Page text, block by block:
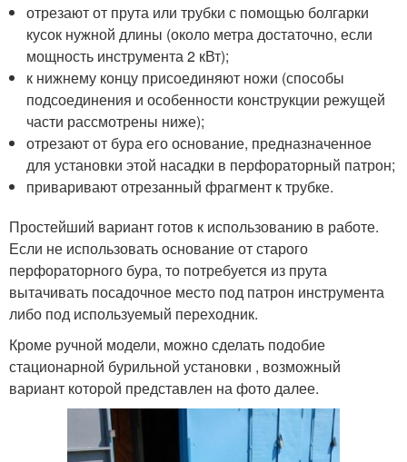
отрезают от прута или трубки с помощью болгарки
кусок нужной длины (около метра достаточно, если
мощность инструмента 2 кВт);
к нижнему концу присоединяют ножи (способы
подсоединения и особенности конструкции режущей
части рассмотрены ниже);
отрезают от бура его основание, предназначенное
для установки этой насадки в перфораторный патрон;
приваривают отрезанный фрагмент к трубке.
Простейший вариант готов к использованию в работе.
Если не использовать основание от старого
перфораторного бура, то потребуется из прута
вытачивать посадочное место под патрон инструмента
либо под используемый переходник.
Кроме ручной модели, можно сделать подобие
стационарной бурильной установки , возможный
вариант которой представлен на фото далее.